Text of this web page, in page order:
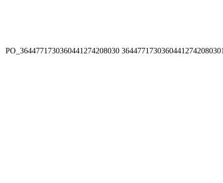
PO_3644771730360441274208030